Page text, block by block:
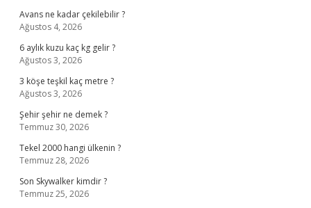
Avans ne kadar çekilebilir ?
Ağustos 4, 2026
6 aylık kuzu kaç kg gelir ?
Ağustos 3, 2026
3 köşe teşkil kaç metre ?
Ağustos 3, 2026
Şehir şehir ne demek ?
Temmuz 30, 2026
Tekel 2000 hangi ülkenin ?
Temmuz 28, 2026
Son Skywalker kimdir ?
Temmuz 25, 2026